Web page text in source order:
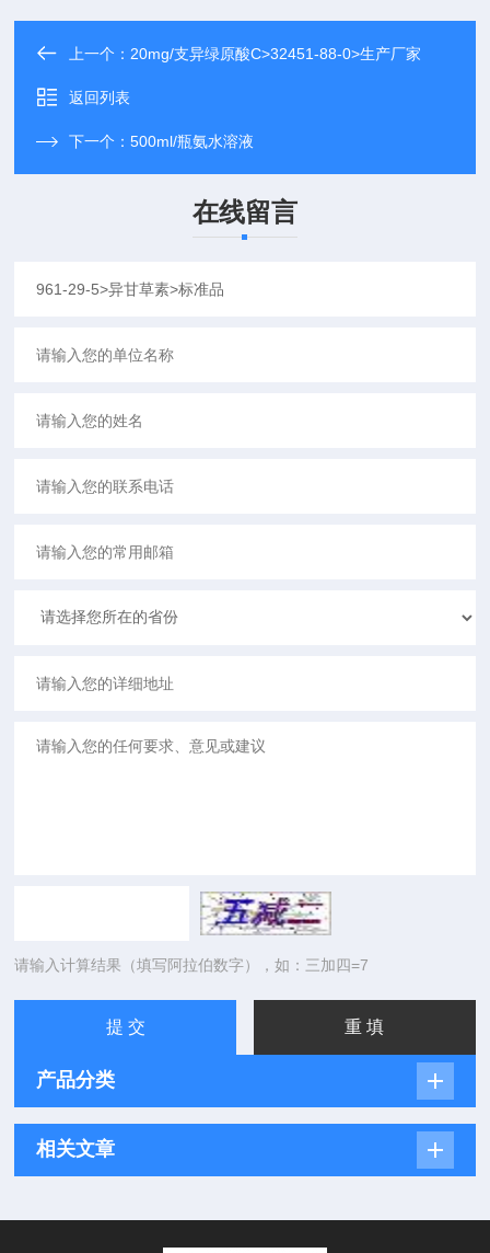
上一个： 20mg/支异绿原酸C>32451-88-0>生产厂家
返回列表
下一个：500ml/瓶氨水溶液
在线留言
请输入计算结果（填写阿拉伯数字），如：三加四=7
产品分类
相关文章